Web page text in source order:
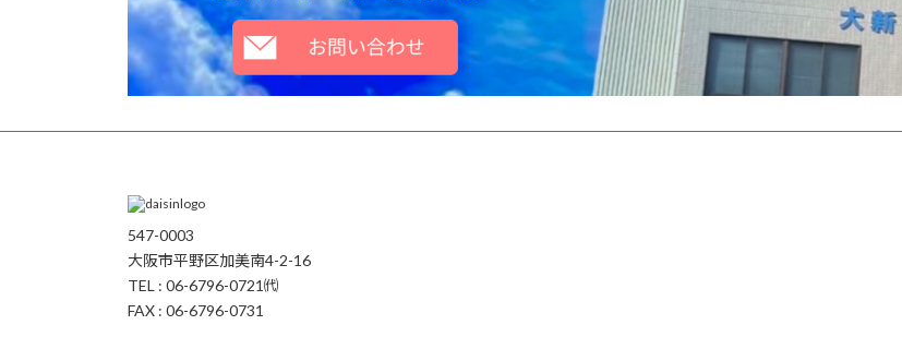
547-0003
大阪市平野区加美南4-2-16
TEL : 06-6796-0721㈹
FAX : 06-6796-0731